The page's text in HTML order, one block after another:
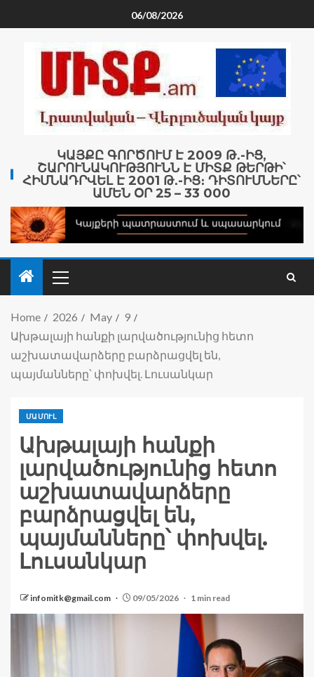
06/08/2026
ԿԱՅՔԸ ԳՈՐԾՈՒՄ Է 2009 Թ․-ԻՑ,
ՇԱՐՈՒՆԱԿՈՒԹՅՈՒՆՆ Է ՄԻՏՔ ԹԵՐԹԻ՝
ՀԻՄՆԱԴՐՎԵԼ Է 2001 Թ․-ԻՑ։ ԴԻՏՈՒՄՆԵՐԸ՝
ԱՄԵՆ ՕՐ 25 – 33 000
Home 2026 May
9
Ախթալայի հանքի լարվածությունից հետո
աշխատավարձերը բարձրացվել են,
պայմանները՝ փոխվել. Լուսանկար
ՄԱՄՈՒԼ
Ախթալայի հանքի
լարվածությունից հետո
աշխատավարձերը
բարձրացվել են,
պայմանները՝ փոխվել.
Լուսանկար
infomitk@gmail.com 09/05/2026 1 min read